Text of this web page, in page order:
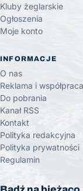
Kluby żeglarskie
Ogłoszenia
Moje konto
INFORMACJE
O nas
Reklama i współpraca
Do pobrania
Kanał RSS
Kontakt
Polityka redakcyjna
Polityka prywatności
Regulamin